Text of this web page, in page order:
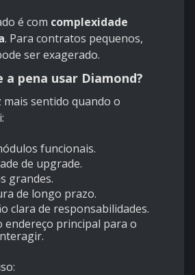
é com complexidade
. Para contratos pequenos,
ser exagerado.
a pena usar Diamond?
mais sentido quando o
funcionais.
de upgrade.
grandes.
de longo prazo.
clara de responsabilidades.
endereço principal para o